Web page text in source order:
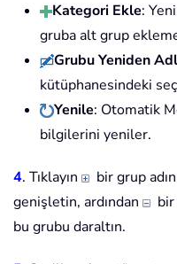
Kategori Ekle:
gruba alt grup
Grubu Yeniden
kütüphanesindeki
Yenile: Otomatik
bilgilerini yeniler.
4. Tıklayın
bir grup
genişletin, ardından
bir
bu grubu daraltın.